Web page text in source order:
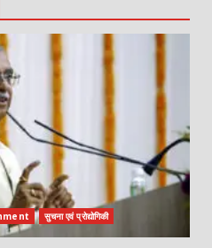
सुचना एवं प्रोद्योगिकी